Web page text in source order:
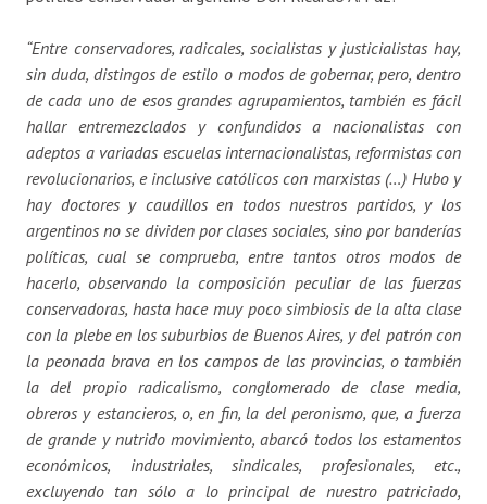
“Entre conservadores, radicales, socialistas y justicialistas hay,
sin duda, distingos de estilo o modos de gobernar, pero, dentro
de cada uno de esos grandes agrupamientos, también es fácil
hallar entremezclados y confundidos a nacionalistas con
adeptos a variadas escuelas internacionalistas, reformistas con
revolucionarios, e inclusive católicos con marxistas (…) Hubo y
hay doctores y caudillos en todos nuestros partidos, y los
argentinos no se dividen por clases sociales, sino por banderías
políticas, cual se comprueba, entre tantos otros modos de
hacerlo, observando la composición peculiar de las fuerzas
conservadoras, hasta hace muy poco simbiosis de la alta clase
con la plebe en los suburbios de Buenos Aires, y del patrón con
la peonada brava en los campos de las provincias, o también
la del propio radicalismo, conglomerado de clase media,
obreros y estancieros, o, en fin, la del peronismo, que, a fuerza
de grande y nutrido movimiento, abarcó todos los estamentos
económicos, industriales, sindicales, profesionales, etc.,
excluyendo tan sólo a lo principal de nuestro patriciado,